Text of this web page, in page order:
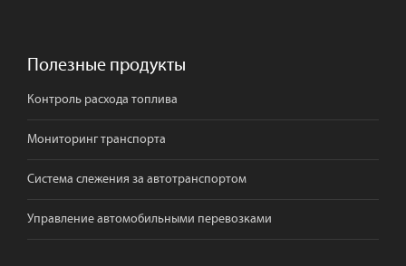
Полезные продукты
Контроль расхода топлива
Мониторинг транспорта
Система слежения за автотранспортом
Управление автомобильными перевозками